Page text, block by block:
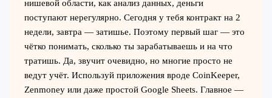
нишевой области, как анализ данных, деньги
поступают нерегулярно. Сегодня у тебя контракт на 2
недели, завтра — затишье. Поэтому первый шаг — это
чётко понимать, сколько ты зарабатываешь и на что
тратишь. Да, звучит очевидно, но многие просто не
ведут учёт. Используй приложения вроде CoinKeeper,
Zenmoney или даже простой Google Sheets. Главное —